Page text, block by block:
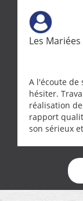
Les
A l'écoute de
hésiter.
réalisation
rapport
son sérieux